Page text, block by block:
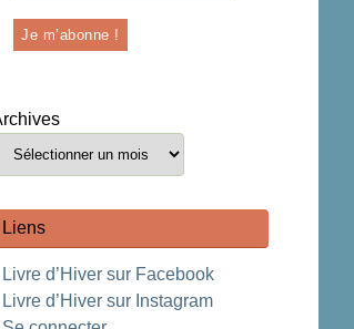
Liens
Livre d’Hiver sur Facebook
Livre d’Hiver sur Instagram